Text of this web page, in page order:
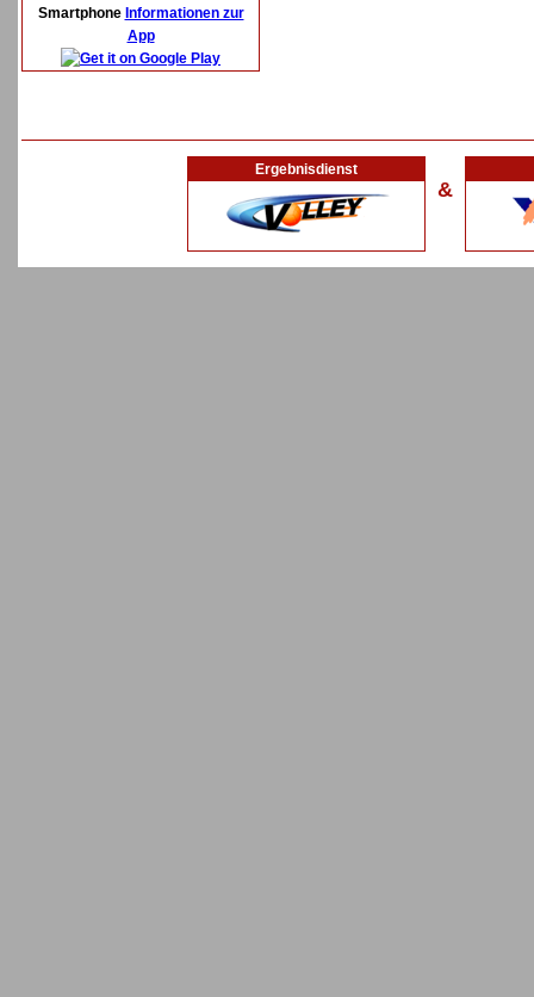
Smartphone Informationen zur
App
Ergebnisdienst
&